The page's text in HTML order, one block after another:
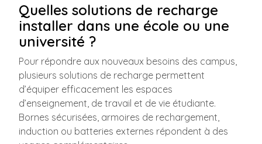
Quelles solutions de recharge
installer dans une école ou une
université ?
Pour répondre aux nouveaux besoins des campus,
plusieurs solutions de recharge permettent
d’équiper efficacement les espaces
d’enseignement, de travail et de vie étudiante.
Bornes sécurisées, armoires de rechargement,
induction ou batteries externes répondent à des